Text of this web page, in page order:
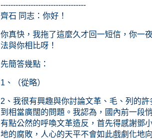
----------------------------------
齊石 同志：你好！
你真快，我拖了這麼久才回一短信，你一
法與你相比呀！
先簡答幾點：
1、（從略）
2、我很有興趣與你討論文革、毛、列的
到相當廣闊的問題。我認為，國內前一段
有點公然的呼喚文革造反，首先得感謝鄧
地的腐敗，人心的天平不會如此戲劇化地